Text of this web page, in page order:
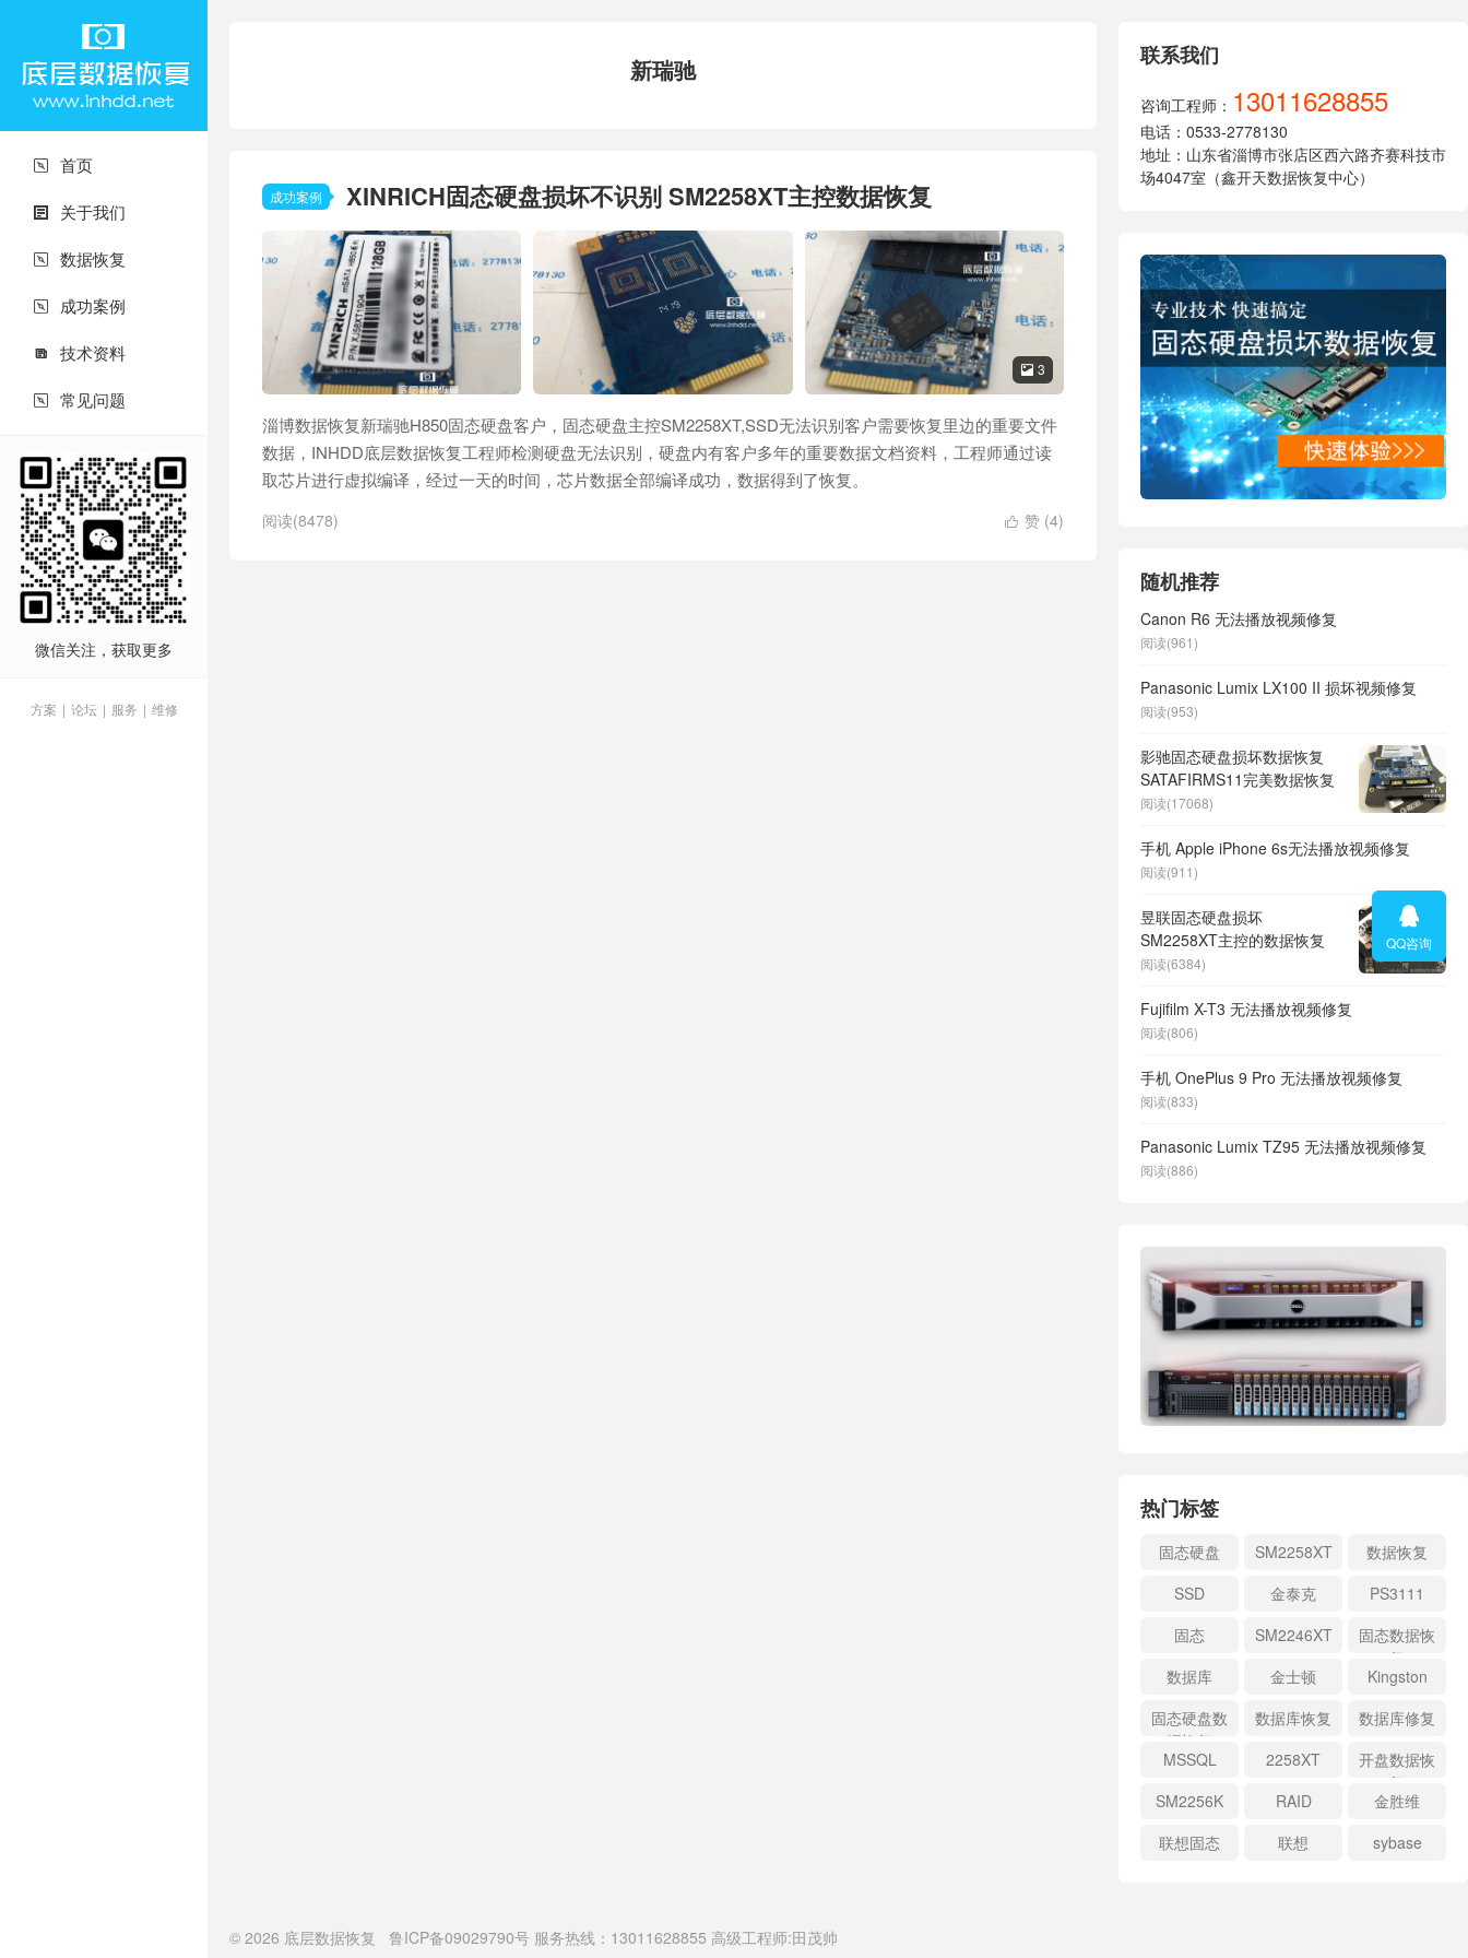
 首页
 关于我们
 数据恢复
 成功案例
 技术资料
 常见问题
微信关注，获取更多
方案 | 论坛 | 服务 | 维修
新瑞驰
成功案例 XINRICH固态硬盘损坏不识别 SM2258XT主控数据恢复
 3
淄博数据恢复新瑞驰H850固态硬盘客户，固态硬盘主控SM2258XT,SSD无法识别客户需要恢复里边的重要文件
数据，INHDD底层数据恢复工程师检测硬盘无法识别，硬盘内有客户多年的重要数据文档资料，工程师通过读
取芯片进行虚拟编译，经过一天的时间，芯片数据全部编译成功，数据得到了恢复。
 赞 (4)
阅读(8478)
联系我们
咨询工程师： 13011628855
电话：0533-2778130
地址：山东省淄博市张店区西六路齐赛科技市
场4047室（鑫开天数据恢复中心）
随机推荐
Canon R6 无法播放视频修复
阅读(961)
Panasonic Lumix LX100 II 损坏视频修复
阅读(953)
影驰固态硬盘损坏数据恢复
SATAFIRMS11完美数据恢复
阅读(17068)
手机 Apple iPhone 6s无法播放视频修复
阅读(911)
昱联固态硬盘损坏
SM2258XT主控的数据恢复
阅读(6384)
Fujifilm X-T3 无法播放视频修复
阅读(806)
手机 OnePlus 9 Pro 无法播放视频修复
阅读(833)
Panasonic Lumix TZ95 无法播放视频修复
阅读(886)
热门标签
固态硬盘 SM2258XT
数据恢复
SSD
金泰克
PS3111
固态
SM2246XT
固态数据恢
复
数据库
金士顿
Kingston
固态硬盘数
据恢复
数据库恢复
数据库修复
MSSQL
2258XT
开盘数据恢
复
SM2256K
RAID
金胜维
联想固态
联想 sybase
© 2026 底层数据恢复 鲁ICP备09029790号 服务热线：13011628855 高级工程师:田茂帅

QQ咨询